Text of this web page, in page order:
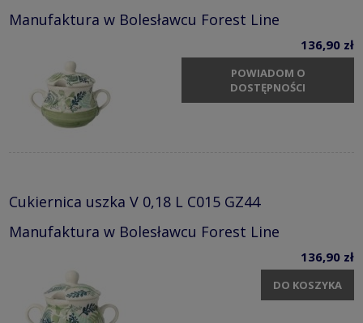
Manufaktura w Bolesławcu Forest Line
136,90 zł
POWIADOM O
DOSTĘPNOŚCI
Cukiernica uszka V 0,18 L C015 GZ44
Manufaktura w Bolesławcu Forest Line
136,90 zł
DO KOSZYKA